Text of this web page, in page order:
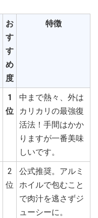
お
す
す
め
度
特徴
1
位
中まで熱々、外は
カリカリの最強復
活法！手間はかか
りますが一番美味
しいです。
2
位
公式推奨。アルミ
ホイルで包むこと
で肉汁を逃さずジ
ューシーに。